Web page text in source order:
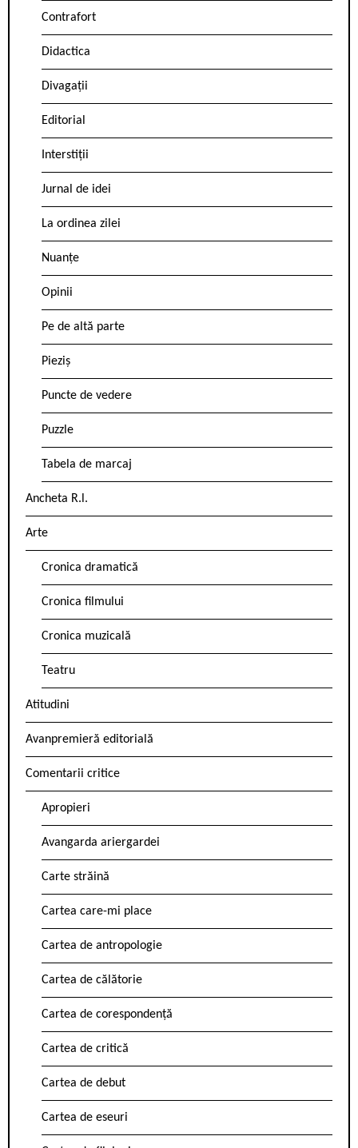
Contrafort
Didactica
Divagații
Editorial
Interstiții
Jurnal de idei
La ordinea zilei
Nuanțe
Opinii
Pe de altă parte
Pieziș
Puncte de vedere
Puzzle
Tabela de marcaj
Ancheta R.l.
Arte
Cronica dramatică
Cronica filmului
Cronica muzicală
Teatru
Atitudini
Avanpremieră editorială
Comentarii critice
Apropieri
Avangarda ariergardei
Carte străină
Cartea care-mi place
Cartea de antropologie
Cartea de călătorie
Cartea de corespondență
Cartea de critică
Cartea de debut
Cartea de eseuri